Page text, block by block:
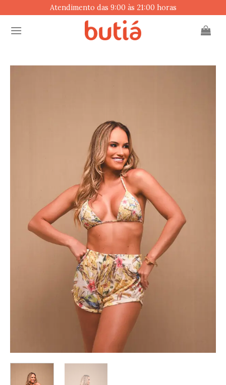
to
content
Atendimento das 9:00 às 21:00 horas